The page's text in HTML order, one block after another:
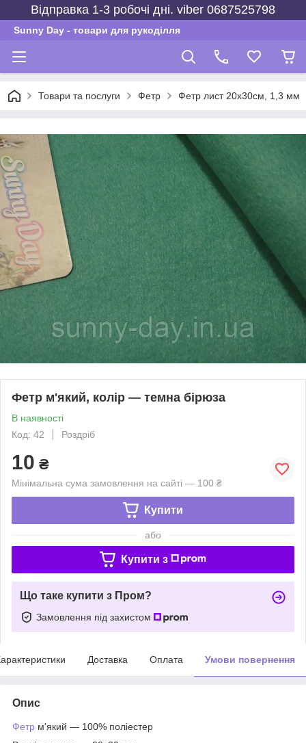
Відправка 1-3 робочі дні. viber 0687525798
Sunny Day - товари для рукоділля
Товари та послуги Фетр Фетр лист 20х30см, 1,3 мм
Фетр м'який, колір — темна бірюза
В наявності
Код: 42
Роздріб
10 ₴
Мінімальна сума замовлення на сайті — 100 ₴
Купити
або
Купити з
Що таке купити з Пром?
Замовлення під захистом
Доставка Оплата Умови повернення
Опис
Фетр м'який — 100% поліестер